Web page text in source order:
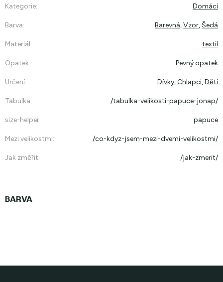
Kategorie: Domácí
Barva: Barevná,Vzor, Šedá
Materiál: textil
Opatek: Pevný opatek
Určení: Dívky,Chlapci,Děti
Tabulka: /tabulka-velikosti-papuce-jonap/
size-helper: papuce
Mezi velikostmi: /co-kdyz-jsem-mezi-dvemi-velikostmi/
Jak změřit: /jak-zmerit/